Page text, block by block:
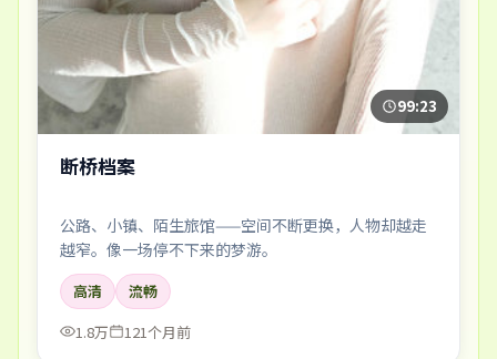
99:23
断桥档案
公路、小镇、陌生旅馆——空间不断更换，人物却越走
越窄。像一场停不下来的梦游。
高清
流畅
1.8万
121个月前